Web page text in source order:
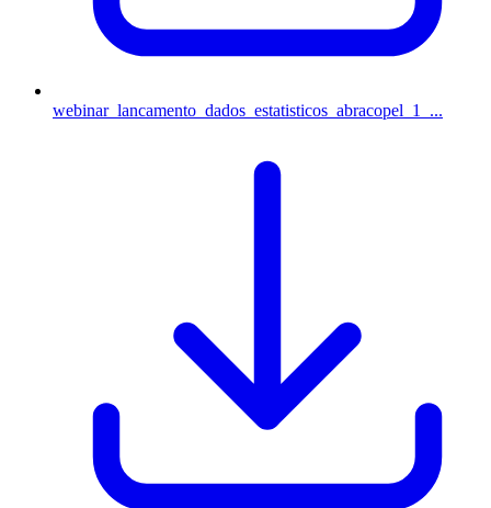
webinar_lancamento_dados_estatisticos_abracopel_1_...